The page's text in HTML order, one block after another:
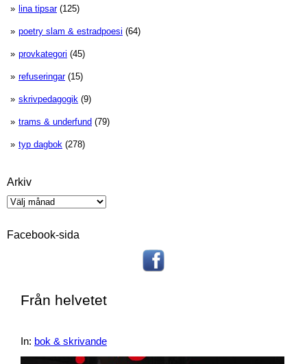
lina tipsar(125)
poetry slam & estradpoesi (64)
provkategori (45)
refuseringar(15)
skrivpedagogik (9)
trams & underfund (79)
typ dagbok (278)
Arkiv
Arkiv
Facebook-sida
Från helvetet
In: bok & skrivande